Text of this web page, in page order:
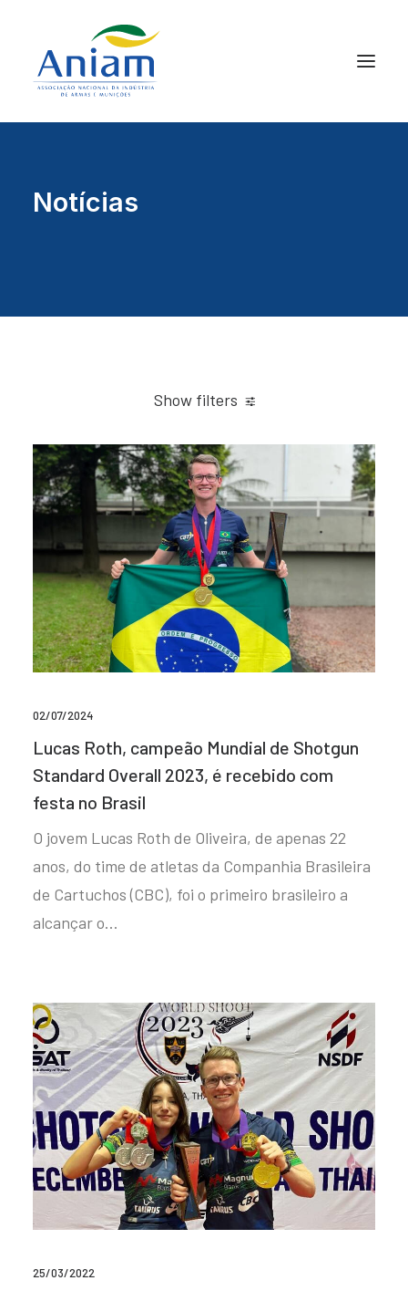
Notícias
Show filters
02/07/2024
Lucas Roth, campeão Mundial de Shotgun
Standard Overall 2023, é recebido com
festa no Brasil
O jovem Lucas Roth de Oliveira, de apenas 22
anos, do time de atletas da Companhia Brasileira
de Cartuchos (CBC), foi o primeiro brasileiro a
alcançar o…
25/03/2022